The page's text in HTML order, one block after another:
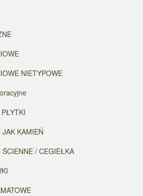
NIETYPOWE
KAMIEŃ
/ CEGIEŁKA